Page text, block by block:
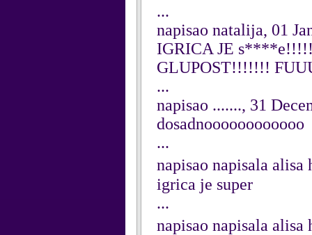
...
napisao natalija, 01
IGRICA JE
GLUPOST!!!!!!!
...
napisao ......., 31
dosadnoooooooooooo
...
napisao napisala
igrica je super
...
napisao napisala